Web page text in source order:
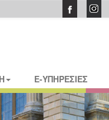
E-ΥΠΗΡΕΣΙΕΣ